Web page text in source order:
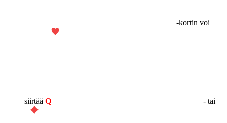
-kortin voi
siirtää Q - tai